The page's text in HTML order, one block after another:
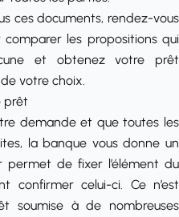
ces documents, rendez-vous
les propositions qui
et obtenez votre prêt
votre choix.
prêt
demande et que toutes les
la banque vous donne un
de fixer l’élément du
confirmer celui-ci. Ce n’est
soumise à de nombreuses